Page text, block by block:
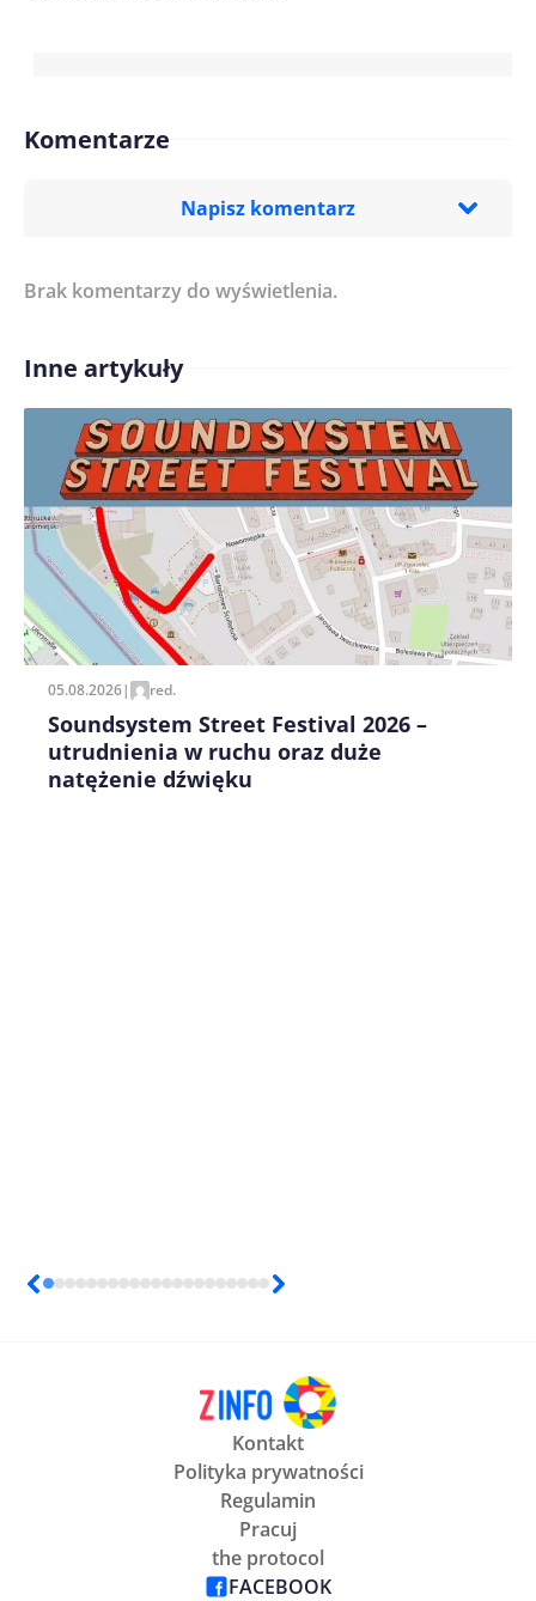
Komentarze
Napisz komentarz
Treść komentarza*
Imię/ Nick*
Zapamiętaj moje dane w tej przeglądarce podczas
pisania kolejnych komentarzy.
Brak komentarzy do wyświetlenia.
Inne artykuły
05.08.2026| red.
Soundsystem Street Festival 2026 –
utrudnienia w ruchu oraz duże
natężenie dźwięku
Kontakt
Polityka prywatności
Regulamin
Pracuj
the protocol
FACEBOOK